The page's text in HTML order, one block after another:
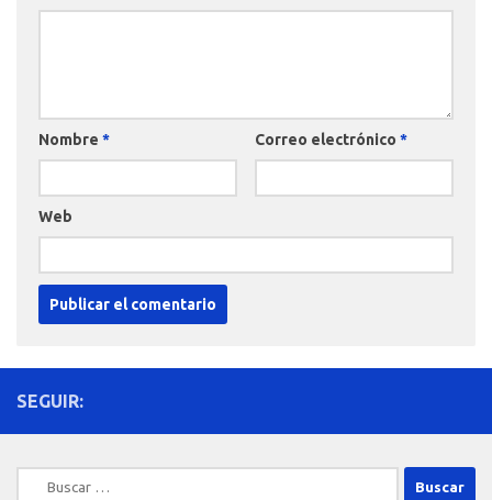
Nombre * Correo electrónico *
Web
SEGUIR:
Buscar: